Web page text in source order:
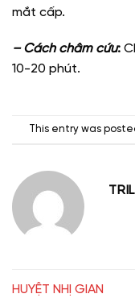
mắt cấp.
– Cách châm cứu:
10-20 phút.
This entry was
HUYỆT NHỊ GIAN